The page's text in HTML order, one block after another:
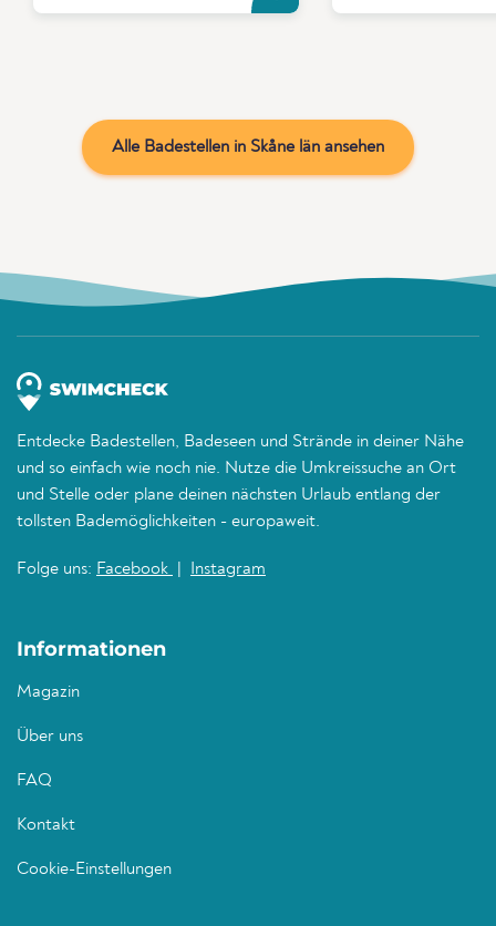
Alle Badestellen in Skåne län ansehen
Entdecke Badestellen, Badeseen und Strände in deiner Nähe
und so einfach wie noch nie. Nutze die Umkreissuche an Ort
und Stelle oder plane deinen nächsten Urlaub entlang der
tollsten Bademöglichkeiten - europaweit.
Folge uns: Facebook Instagram
Informationen
Magazin
Über uns
FAQ
Kontakt
Cookie-Einstellungen